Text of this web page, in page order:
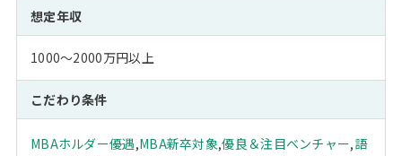
想定年収
1000～2000万円以上
こだわり条件
MBAホルダー優遇,MBA新卒対象,優良＆注目ベンチャー,語